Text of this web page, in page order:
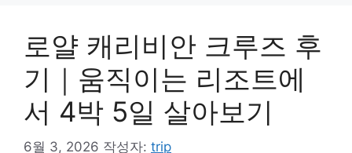
로얄 캐리비안 크루즈 후
기｜움직이는 리조트에
서 4박 5일 살아보기
6월 3, 2026 작성자: trip